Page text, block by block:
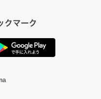
本当にスナップえんどう